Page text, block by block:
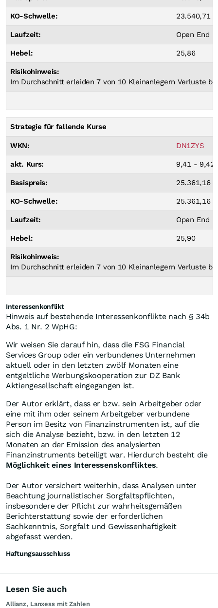
KO-Schwelle: 23.540,71
Laufzeit: Open End
Hebel: 25,86
Risikohinweis:
Im Durchschnitt erleiden 7 von 10 Kleinanlegern Verluste
Strategie für fallende Kurse
WKN: DN1ZYS
akt. Kurs: 9,41 - 9,42
Basispreis: 25.361,16
KO-Schwelle: 25.361,16
Laufzeit: Open End
Hebel: 25,90
Risikohinweis:
Im Durchschnitt erleiden 7 von 10 Kleinanlegern Verluste
Interessenkonflikt
Hinweis auf bestehende Interessenkonflikte nach § 34b
Abs. 1 Nr. 2 WpHG:
Wir weisen Sie darauf hin, dass die FSG Financial
Services Group oder ein verbundenes Unternehmen
aktuell oder in den letzten zwölf Monaten eine
entgeltliche Werbungskooperation zur DZ Bank
Aktiengesellschaft eingegangen ist.
Der Autor erklärt, dass er bzw. sein Arbeitgeber oder
eine mit ihm oder seinem Arbeitgeber verbundene
Person im Besitz von Finanzinstrumenten ist, auf die
sich die Analyse bezieht, bzw. in den letzten 12
Monaten an der Emission des analysierten
Finanzinstruments beteiligt war. Hierdurch besteht die
Möglichkeit eines Interessenskonfliktes.
Der Autor versichert weiterhin, dass Analysen unter
Beachtung journalistischer Sorgfaltspflichten,
insbesondere der Pflicht zur wahrheitsgemäßen
Berichterstattung sowie der erforderlichen
Sachkenntnis, Sorgfalt und Gewissenhaftigkeit
abgefasst werden.
Haftungsausschluss
Lesen Sie auch
Allianz, Lanxess mit Zahlen